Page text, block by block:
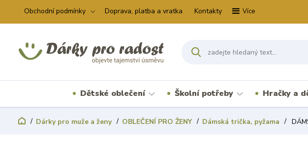
Obchodní podmínky Doprava, platba a vratka Kontakty Více
Dětské oblečení Školní potřeby Hračky a
Dárky pro muže a ženy OBLEČENÍ PRO ŽENY Dámská trička, pyžama